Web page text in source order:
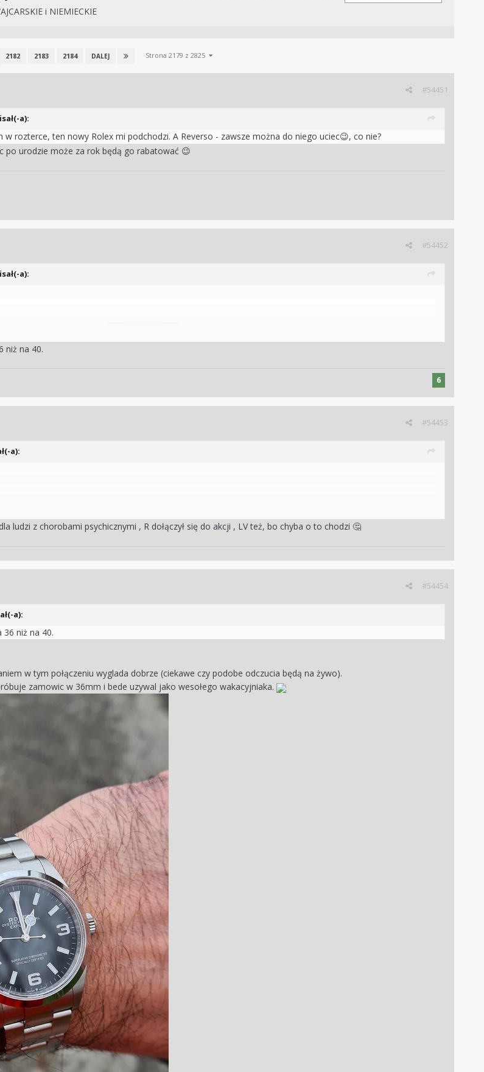
i NIEMIECKIE
2182 2183 2184 DALEJ Strona 2179 z 2825
#54451
a):
w rozterce, ten nowy Rolex mi podchodzi. A Reverso - zawsze można do niego uciec😉, co nie?
po urodzie może za rok będą go rabatować 😉
#54452
a):
niż na 40.
6
#54453
a):
ludzi z chorobami psychicznymi , R dołączył się do akcji , LV też, bo chyba o to chodzi 🤔
#54454
a):
36 niż na 40.
w tym połączeniu wyglada dobrze (ciekawe czy podobe odczucia będą na żywo).
zamowic w 36mm i bede uzywal jako wesołego wakacyjniaka.